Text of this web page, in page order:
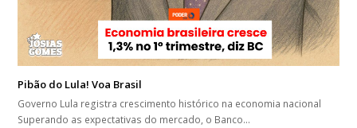
Pibão do Lula! Voa Brasil
Governo Lula registra crescimento histórico na economia nacional
Superando as expectativas do mercado, o Banco…